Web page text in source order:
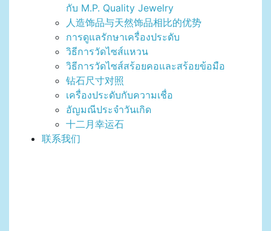
กับ M.P. Quality Jewelry
人造饰品与天然饰品相比的优势
การดูแลรักษาเครื่องประดับ
วิธีการวัดไซส์แหวน
วิธีการวัดไซส์สร้อยคอและสร้อยข้อมือ
钻石尺寸对照
เครื่องประดับกับความเชื่อ
อัญมณีประจำวันเกิด
十二月幸运石
联系我们